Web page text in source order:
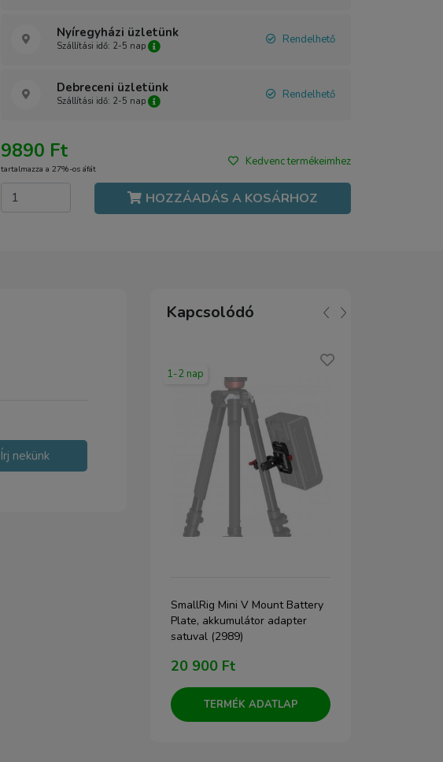
Nyíregyházi üzletünk
Szállítási idő: 2-5 nap Rendelhető
Debreceni üzletünk
Szállítási idő: 2-5 nap Rendelhető
9890 Ft
tartalmazza a 27%-os áfát
Kedvenc termékeimhez
HOZZÁADÁS A KOSÁRHOZ
Írj nekünk
Kapcsolódó
1-2 nap
SmallRig Mini V Mount Battery
Plate, akkumulátor adapter
satuval (2989)
20 900 Ft
TERMÉK ADATLAP